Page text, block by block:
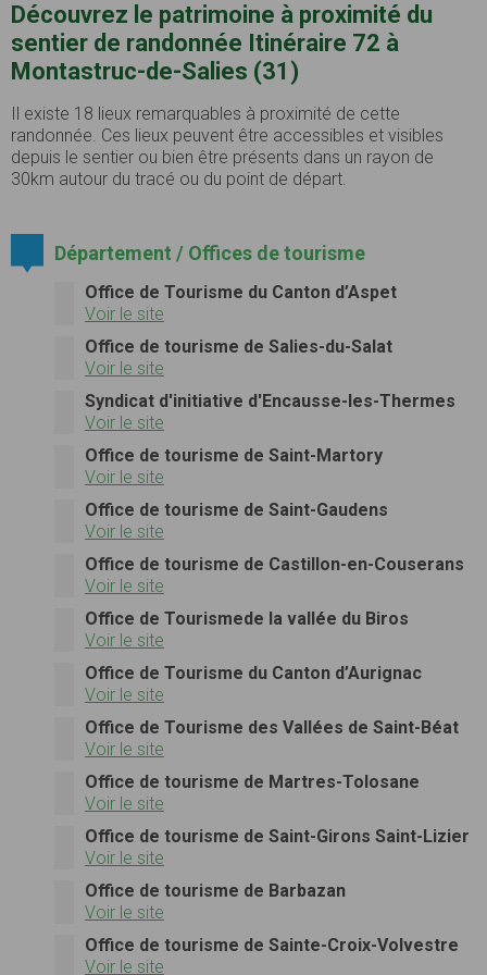
Découvrez le patrimoine à proximité du
sentier de randonnée Itinéraire 72 à
Montastruc-de-Salies (31)
Il existe 18 lieux remarquables à proximité de cette
randonnée. Ces lieux peuvent être accessibles et visibles
depuis le sentier ou bien être présents dans un rayon de
30km autour du tracé ou du point de départ.
Département / Offices de tourisme
Office de Tourisme du Canton d’Aspet
Voir le site
Office de tourisme de Salies-du-Salat
Voir le site
Syndicat d'initiative d'Encausse-les-Thermes
Voir le site
Office de tourisme de Saint-Martory
Voir le site
Office de tourisme de Saint-Gaudens
Voir le site
Office de tourisme de Castillon-en-Couserans
Voir le site
Office de Tourismede la vallée du Biros
Voir le site
Office de Tourisme du Canton d’Aurignac
Voir le site
Office de Tourisme des Vallées de Saint-Béat
Voir le site
Office de tourisme de Martres-Tolosane
Voir le site
Office de tourisme de Saint-Girons Saint-Lizier
Voir le site
Office de tourisme de Barbazan
Voir le site
Office de tourisme de Sainte-Croix-Volvestre
Voir le site